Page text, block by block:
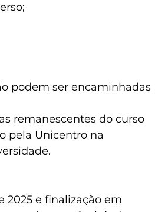
podem ser encaminhadas
remanescentes do curso
pela Unicentro na
2025 e finalização em